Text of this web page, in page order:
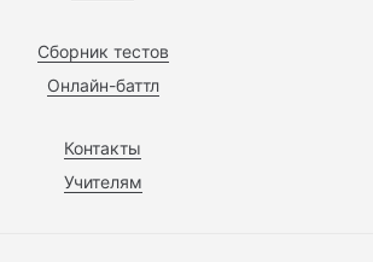
Сборник тестов
Онлайн-баттл
Контакты
Учителям